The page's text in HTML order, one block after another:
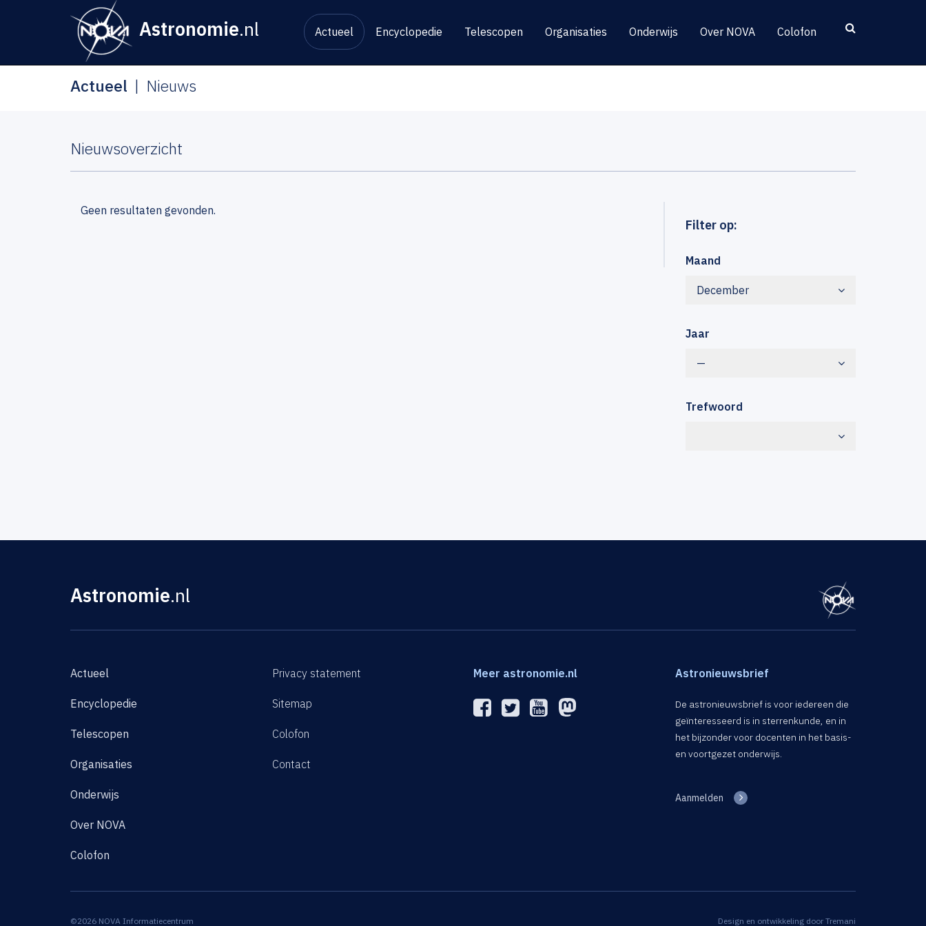
Astronomie.nl Actueel Encyclopedie Telescopen Organisaties Onderwijs Over NOVA Colofon
Actueel Nieuws
Nieuwsoverzicht
Filter op:
Maand
December
Jaar
—
Trefwoord
Geen resultaten gevonden.
Astronomie.nl
Actueel
Encyclopedie
Telescopen
Organisaties
Onderwijs
Over NOVA
Colofon
Privacy statement
Sitemap
Colofon
Contact
Meer astronomie.nl Astronieuwsbrief
De astronieuwsbrief is voor iedereen die
geïnteresseerd is in sterrenkunde, en in
het bijzonder voor docenten in het basis-
en voortgezet onderwijs.
Aanmelden
©2026 NOVA Informatiecentrum Design en ontwikkeling door Tremani